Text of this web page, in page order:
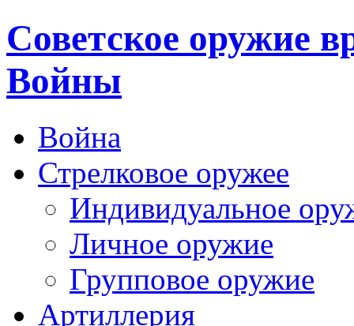
Cоветское оружие
Войны
Война
Стрелковое оружее
Индивидуальное
Личное оружие
Групповое оружие
Артиллерия